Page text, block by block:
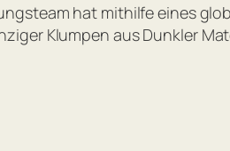
hat mithilfe eines
Klumpen aus Dunkler